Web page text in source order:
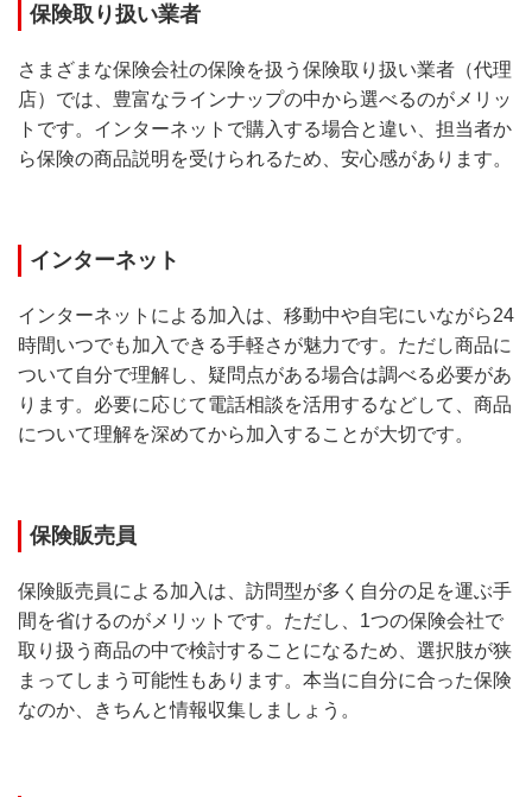
保険取り扱い業者
さまざまな保険会社の保険を扱う保険取り扱い業者（代理
店）では、豊富なラインナップの中から選べるのがメリッ
トです。インターネットで購入する場合と違い、担当者か
ら保険の商品説明を受けられるため、安心感があります。
インターネット
インターネットによる加入は、移動中や自宅にいながら24
時間いつでも加入できる手軽さが魅力です。ただし商品に
ついて自分で理解し、疑問点がある場合は調べる必要があ
ります。必要に応じて電話相談を活用するなどして、商品
について理解を深めてから加入することが大切です。
保険販売員
保険販売員による加入は、訪問型が多く自分の足を運ぶ手
間を省けるのがメリットです。ただし、1つの保険会社で
取り扱う商品の中で検討することになるため、選択肢が狭
まってしまう可能性もあります。本当に自分に合った保険
なのか、きちんと情報収集しましょう。